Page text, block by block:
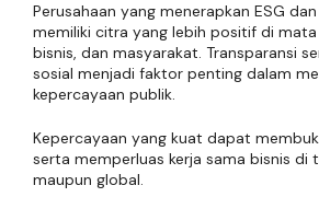
Perusahaan yang menerapkan ESG
memiliki citra yang lebih positif di
bisnis, dan masyarakat. Transparansi
sosial menjadi faktor penting dalam
kepercayaan publik.
Kepercayaan yang kuat dapat
serta memperluas kerja sama bisnis di
maupun global.